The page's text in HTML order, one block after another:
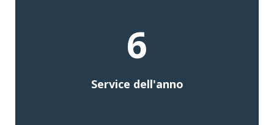
6
Service dell'anno